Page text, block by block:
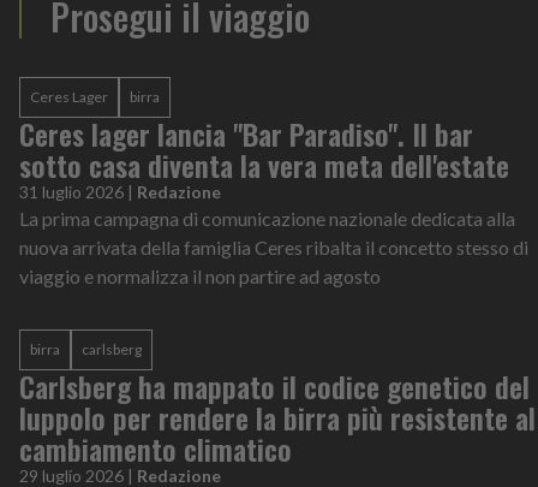
Prosegui il viaggio
Ceres Lager birra
Ceres lager lancia "Bar Paradiso". Il bar
sotto casa diventa la vera meta dell'estate
31 luglio 2026 | Redazione
La prima campagna di comunicazione nazionale dedicata alla
nuova arrivata della famiglia Ceres ribalta il concetto stesso di
viaggio e normalizza il non partire ad agosto
birra carlsberg
Carlsberg ha mappato il codice genetico del
luppolo per rendere la birra più resistente al
cambiamento climatico
29 luglio 2026 | Redazione